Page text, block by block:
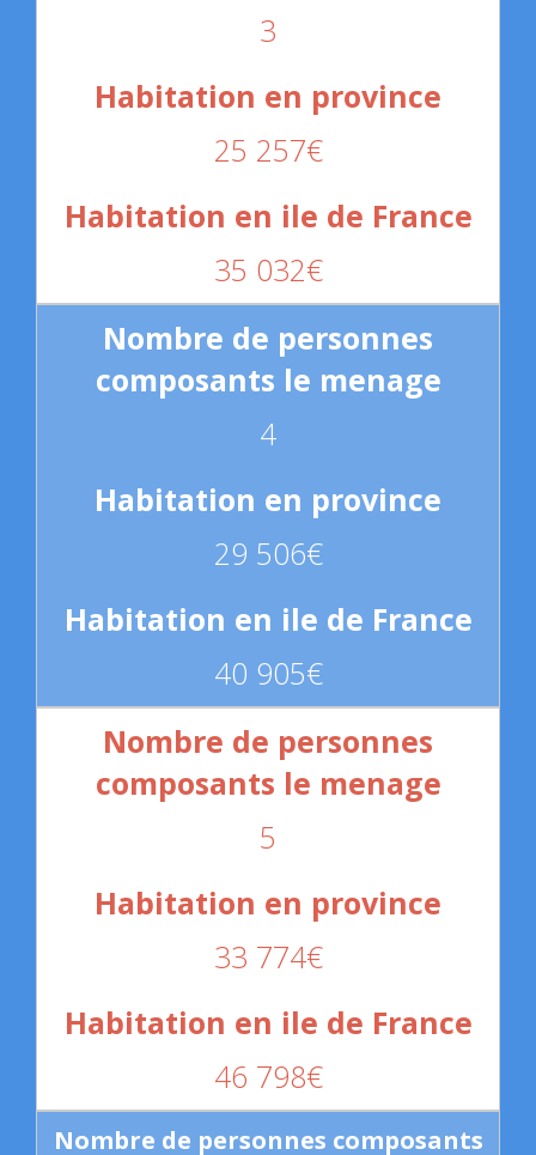
3
25 257€
35 032€
4
29 506€
40 905€
5
33 774€
46 798€